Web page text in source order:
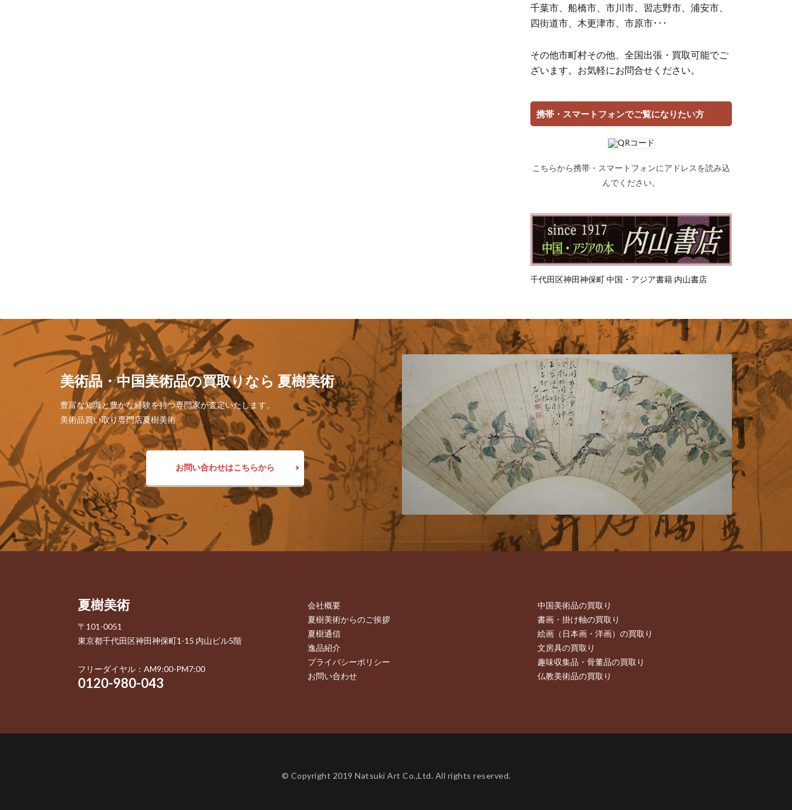
千葉市、船橋市、市川市、習志野市、浦安市、
四街道市、木更津市、市原市･･･
その他市町村その他、全国出張・買取可能でご
ざいます。お気軽にお問合せください。
携帯・スマートフォンでご覧になりたい方
こちらから携帯・スマートフォンにアドレスを読み込
んでください。
千代田区神田神保町 中国・アジア書籍 内山書店
美術品・中国美術品の買取りなら 夏樹美術
豊富な知識と豊かな経験を持つ専門家が査定いたします。
美術品買い取り専門店夏樹美術
お問い合わせはこちらから
夏樹美術
〒101-0051
東京都千代田区神田神保町1-15 内山ビル5階
フリーダイヤル：AM9:00-PM7:00
0120-980-043
会社概要
夏樹美術からのご挨拶
夏樹通信
逸品紹介
プライバシーポリシー
お問い合わせ
中国美術品の買取り
書画・掛け軸の買取り
絵画（日本画・洋画）の買取り
文房具の買取り
趣味収集品・骨董品の買取り
仏教美術品の買取り
© Copyright 2019 Natsuki Art Co.,Ltd. All rights reserved.